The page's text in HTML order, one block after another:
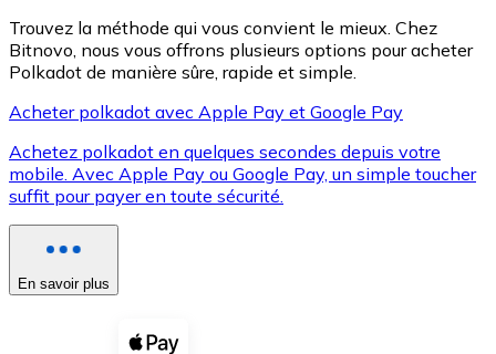
XRP
XRP
Voir toutes
Coupons crypto
Trouvez la méthode qui vous convient le mieux. Chez
Bitnovo, nous vous offrons plusieurs options pour acheter
Polkadot de manière sûre, rapide et simple.
Acheter polkadot avec Apple Pay et Google Pay
Achetez polkadot en quelques secondes depuis votre
mobile. Avec Apple Pay ou Google Pay, un simple toucher
suffit pour payer en toute sécurité.
En savoir plus